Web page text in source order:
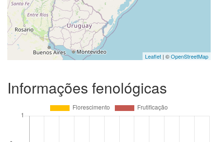
Leaflet | ©OpenStreetMap
Informações fenológicas